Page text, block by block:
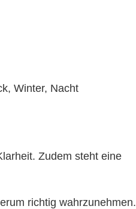
Winter, Nacht
Zudem steht eine
richtig wahrzunehmen.